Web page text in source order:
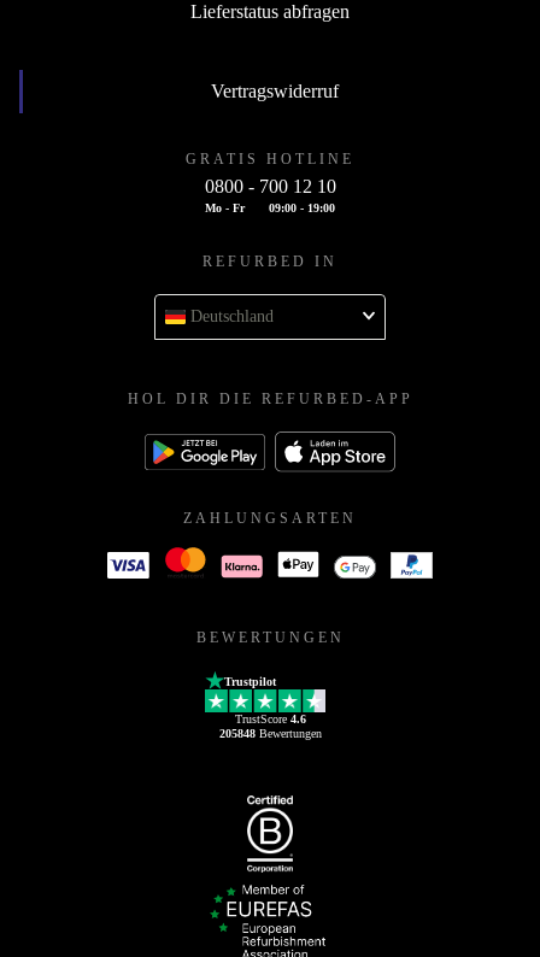
Lieferstatus abfragen
Vertragswiderruf
GRATIS HOTLINE
0800 - 700 12 10
Mo - Fr 09:00 - 19:00
REFURBED IN
Deutschland
HOL DIR DIE REFURBED-APP
ZAHLUNGSARTEN
BEWERTUNGEN
Trustpilot
TrustScore 4.6
205848Bewertungen